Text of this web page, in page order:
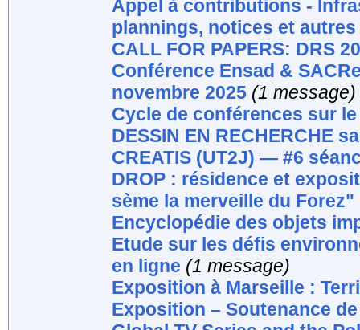
Appel à contributions -
plannings, notices et
CALL FOR PAPERS: DRS
Conférence Ensad &
novembre 2025 (1 message)
Cycle de conférences sur
DESSIN EN RECHERCHE
CREATIS (UT2J) — #6
DROP : résidence et
sème la merveille du Forez"
Encyclopédie des objets
Etude sur les défis
en ligne (1 message)
Exposition à Marseille :
Exposition – Soutenance